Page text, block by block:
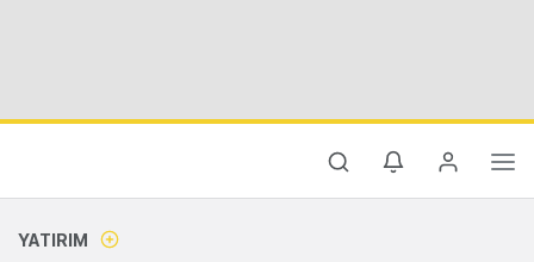
YATIRIM